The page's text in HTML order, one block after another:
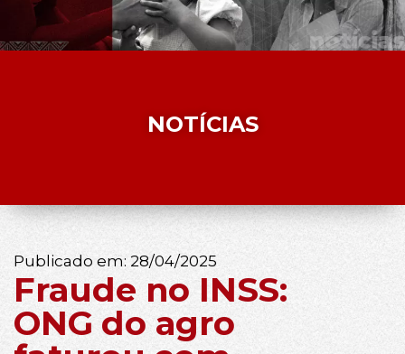
NOTÍCIAS
Publicado em: 28/04/2025
Fraude no INSS:
ONG do agro